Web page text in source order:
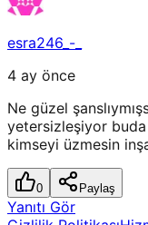
esra246_-_
4 ay önce
Ne güzel
yetersizleşiyor
kimseyi üzmesin
0 Paylaş
Yanıtı Gör